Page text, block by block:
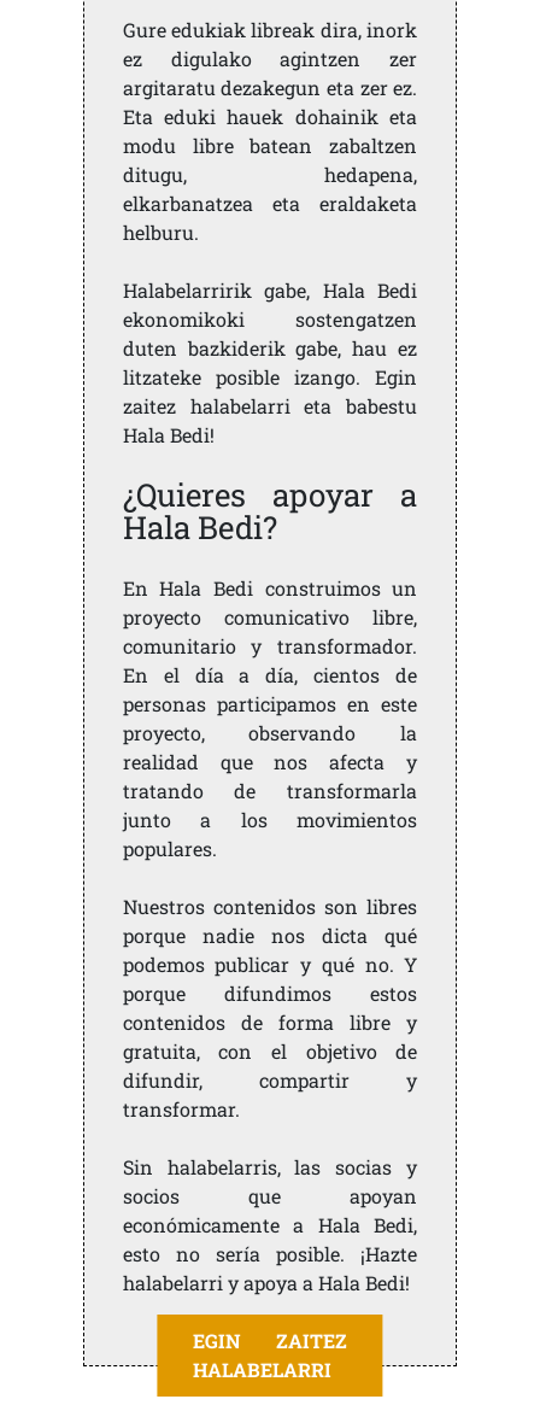
Gure edukiak libreak dira, inork
ez digulako agintzen zer
argitaratu dezakegun eta zer ez.
Eta eduki hauek dohainik eta
modu libre batean zabaltzen
ditugu, hedapena,
elkarbanatzea eta eraldaketa
helburu.
Halabelarririk gabe, Hala Bedi
ekonomikoki sostengatzen
duten bazkiderik gabe, hau ez
litzateke posible izango. Egin
zaitez halabelarri eta babestu
Hala Bedi!
¿Quieres apoyar a
Hala Bedi?
En Hala Bedi construimos un
proyecto comunicativo libre,
comunitario y transformador.
En el día a día, cientos de
personas participamos en este
proyecto, observando la
realidad que nos afecta y
tratando de transformarla
junto a los movimientos
populares.
Nuestros contenidos son libres
porque nadie nos dicta qué
podemos publicar y qué no. Y
porque difundimos estos
contenidos de forma libre y
gratuita, con el objetivo de
difundir, compartir y
transformar.
Sin halabelarris, las socias y
socios que apoyan
económicamente a Hala Bedi,
esto no sería posible. ¡Hazte
halabelarri y apoya a Hala Bedi!
EGIN ZAITEZ
HALABELARRI